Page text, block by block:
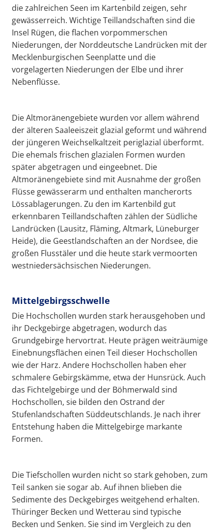
die zahlreichen Seen im Kartenbild zeigen, sehr
gewässerreich. Wichtige Teillandschaften sind die
Insel Rügen, die flachen vorpommerschen
Niederungen, der Norddeutsche Landrücken mit der
Mecklenburgischen Seenplatte und die
vorgelagerten Niederungen der Elbe und ihrer
Nebenflüsse.
Die Altmoränengebiete wurden vor allem während
der älteren Saaleeiszeit glazial geformt und während
der jüngeren Weichselkaltzeit periglazial überformt.
Die ehemals frischen glazialen Formen wurden
später abgetragen und eingeebnet. Die
Altmoränengebiete sind mit Ausnahme der großen
Flüsse gewässerarm und enthalten mancherorts
Lössablagerungen. Zu den im Kartenbild gut
erkennbaren Teillandschaften zählen der Südliche
Landrücken (Lausitz, Fläming, Altmark, Lüneburger
Heide), die Geestlandschaften an der Nordsee, die
großen Flusstäler und die heute stark vermoorten
westniedersächsischen Niederungen.
Mittelgebirgsschwelle
Die Hochschollen wurden stark herausgehoben und
ihr Deckgebirge abgetragen, wodurch das
Grundgebirge hervortrat. Heute prägen weiträumige
Einebnungsflächen einen Teil dieser Hochschollen
wie der Harz. Andere Hochschollen haben eher
schmalere Gebirgskämme, etwa der Hunsrück. Auch
das Fichtelgebirge und der Böhmerwald sind
Hochschollen, sie bilden den Ostrand der
Stufenlandschaften Süddeutschlands. Je nach ihrer
Entstehung haben die Mittelgebirge markante
Formen.
Die Tiefschollen wurden nicht so stark gehoben, zum
Teil sanken sie sogar ab. Auf ihnen blieben die
Sedimente des Deckgebirges weitgehend erhalten.
Thüringer Becken und Wetterau sind typische
Becken und Senken. Sie sind im Vergleich zu den